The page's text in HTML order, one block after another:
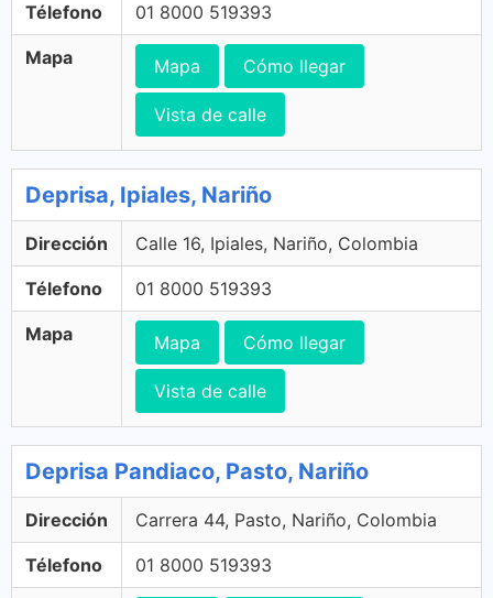
Télefono 01 8000 519393
Mapa Mapa Cómo llegar
Vista de calle
Deprisa, Ipiales, Nariño
Dirección Calle 16, Ipiales, Nariño, Colombia
Télefono 01 8000 519393
Mapa Mapa Cómo llegar
Vista de calle
Deprisa Pandiaco, Pasto, Nariño
Dirección Carrera 44, Pasto, Nariño, Colombia
Télefono 01 8000 519393